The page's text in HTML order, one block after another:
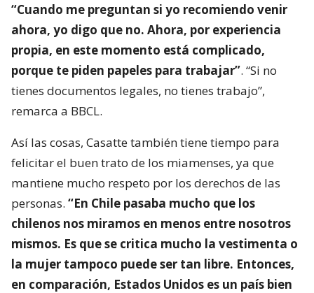
“Cuando me preguntan si yo recomiendo venir
ahora, yo digo que no. Ahora, por experiencia
propia, en este momento está complicado,
porque te piden papeles para trabajar”. “Si no
tienes documentos legales, no tienes trabajo”,
remarca a BBCL.
Así las cosas, Casatte también tiene tiempo para
felicitar el buen trato de los miamenses, ya que
mantiene mucho respeto por los derechos de las
personas. “En Chile pasaba mucho que los
chilenos nos miramos en menos entre nosotros
mismos. Es que se critica mucho la vestimenta o
la mujer tampoco puede ser tan libre. Entonces,
en comparación, Estados Unidos es un país bien